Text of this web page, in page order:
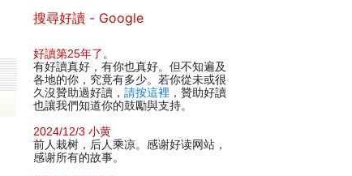
搜尋好讀 - Google
好讀第25年了 。
有好讀真好，有你也真好。但不知遍及
各地的你，究竟有多少。若你從未或很
久沒贊助過好讀， 請按這裡 ，贊助好讀
也讓我們知道你的鼓勵與支持。
2024/12/3 小黄
前人栽树，后人乘凉。感谢好读网站，
感谢所有的故事。